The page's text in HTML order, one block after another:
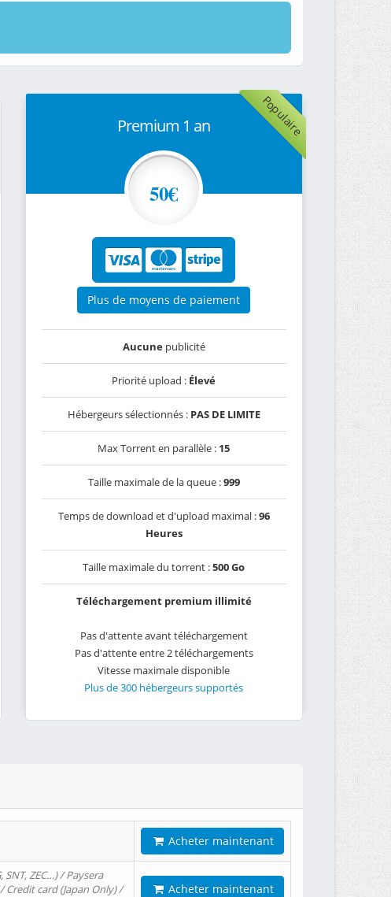
Populaire
Premium 1 an
50€
Plus de moyens de paiement
Aucunepublicité
Priorité upload : Élevé
Hébergeurs sélectionnés : PAS DE LIMITE
Max Torrent en parallèle : 15
Taille maximale de la queue :999
Temps de download et d'upload maximal :96
Heures
Taille maximale du torrent :500 Go
Téléchargement premium illimité
Pas d'attente avant téléchargement
Pas d'attente entre 2 téléchargements
Vitesse maximale disponible
Plus de 300 hébergeurs supportés
Acheter maintenant
SNT, ZEC…) / Paysera
Credit card (Japan Only) /
Acheter maintenant